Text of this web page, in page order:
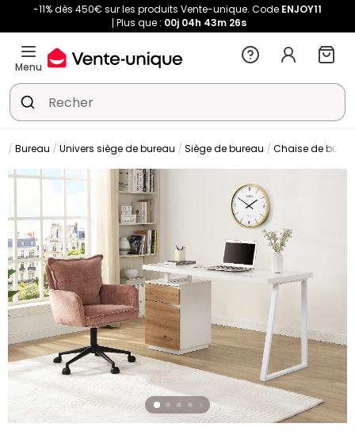
-11% dès 450€ sur les produits Vente-unique. Code ENJOY11
Plus que : 00j 04h 43m 26s
Menu
Bureau Univers siège de bureau Siège de bureau Chaise de